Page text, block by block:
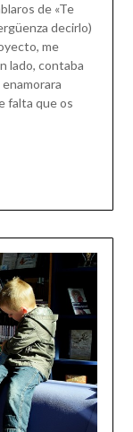
de «Te
decirlo)
me
lado, contaba
falta que os